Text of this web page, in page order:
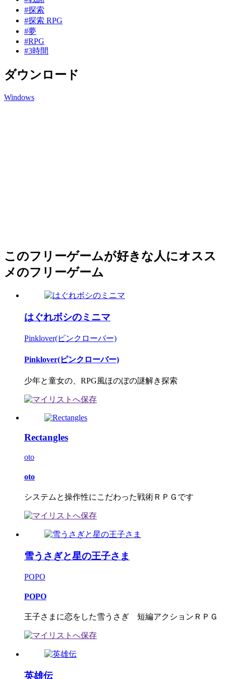
#探索
#探索 RPG
#夢
#RPG
#3時間
ダウンロード
Windows
このフリーゲームが好きな人にオスス
メのフリーゲーム
はぐれボシのミニマ
Pinklover(ピンクローバー)
Pinklover(ピンクローバー)
少年と童女の、RPG風ほのぼの謎解き探索
Rectangles
oto
oto
システムと操作性にこだわった戦術ＲＰＧです
雪うさぎと星の王子さま
POPO
POPO
王子さまに恋をした雪うさぎ 短編アクションＲＰＧ
英雄伝